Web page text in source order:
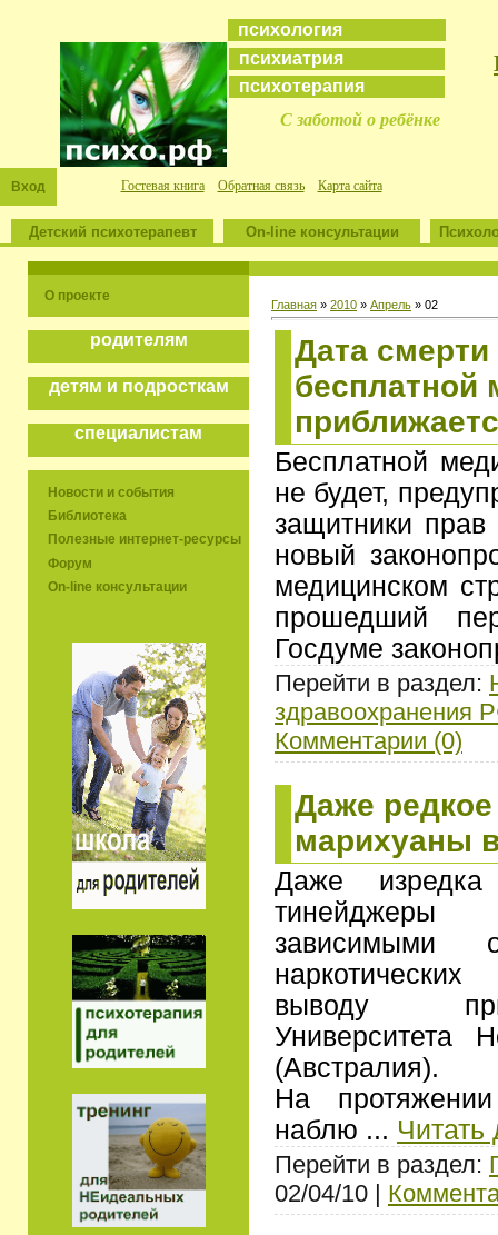
психология
психиатрия
психотерапия
С заботой о ребёнке
Вход Гостевая книга Обратная связь Карта сайта
Детский психотерапевт On-line консультации
О проекте
родителям
детям и подросткам
специалистам
Новости и события
Библиотека
Полезные интернет-ресурсы
Форум
On-line консультации
Главная » 2010 » Апрель » 02
Дата
бесплатной
Бесплатной
не будет,
защитники
новый
медицинском
прошедший
Госдуме
Перейти в раздел:
здравоохранения
Комментарии (0)
Даже редкое
марихуаны
Даже
тинейджеры
зависимыми
выводу
Университета
(Австралия).
На
наблю ...
Перейти в раздел:
02/04/10 |